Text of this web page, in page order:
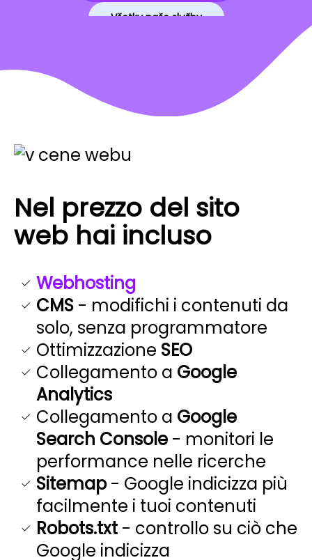
Všetky naše služby
Nel prezzo del sito
web hai incluso
Webhosting
CMS - modifichi i contenuti da
solo, senza programmatore
Ottimizzazione SEO
Collegamento a Google
Analytics
Collegamento a Google
Search Console - monitori le
performance nelle ricerche
Sitemap- Google indicizza più
facilmente i tuoi contenuti
Robots.txt - controllo su ciò che
Google indicizza